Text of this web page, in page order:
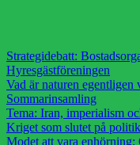
Strategidebatt:
Hyresgästföreningen
Vad är naturen
Sommarinsamling
Tema: Iran, imperialism
Kriget som slutet på
Modet att vara enhörning: